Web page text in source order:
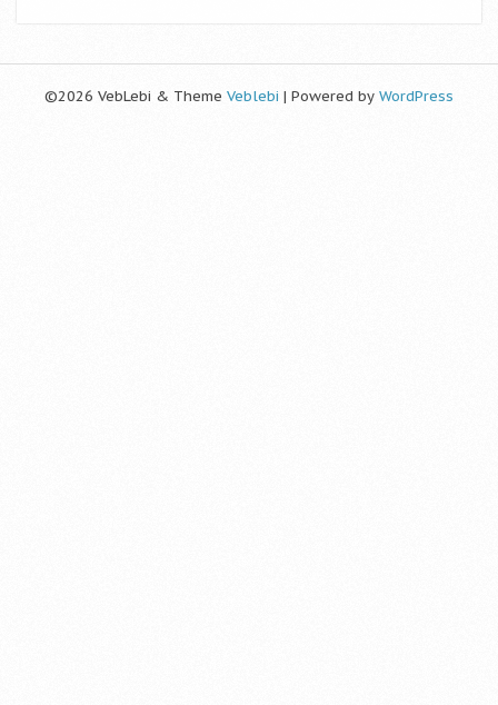
©2026 VebLebi & Theme Veblebi | Powered by WordPress